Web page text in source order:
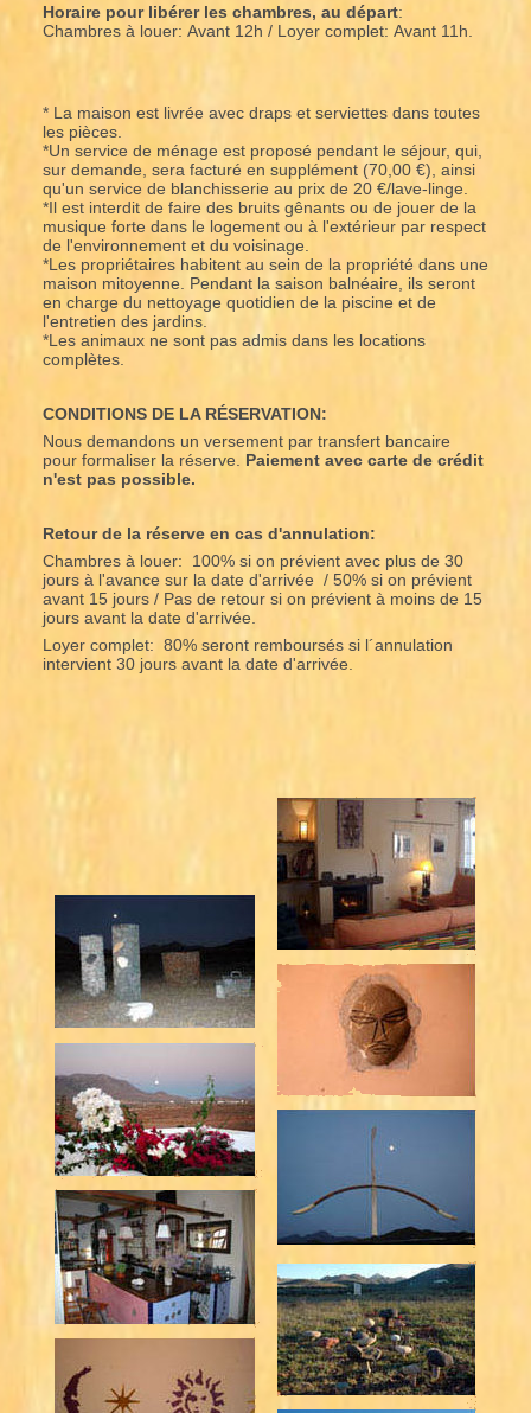
Horaire pour libérer les chambres, au départ:
Chambres à louer: Avant 12h / Loyer complet: Avant 11h.
* La maison est livrée avec draps et serviettes dans toutes
les pièces.
*Un service de ménage est proposé pendant le séjour, qui,
sur demande, sera facturé en supplément (70,00 €), ainsi
qu'un service de blanchisserie au prix de 20 €/lave-linge.
*Il est interdit de faire des bruits gênants ou de jouer de la
musique forte dans le logement ou à l'extérieur par respect
de l'environnement et du voisinage.
*Les propriétaires habitent au sein de la propriété dans une
maison mitoyenne. Pendant la saison balnéaire, ils seront
en charge du nettoyage quotidien de la piscine et de
l'entretien des jardins.
*Les animaux ne sont pas admis dans les locations
complètes.
CONDITIONS DE LA RÉSERVATION:
Nous demandons un versement par transfert bancaire
pour formaliser la réserve. Paiement avec carte de crédit
n'est pas possible.
Retour de la réserve en cas d'annulation:
Chambres à louer: 100% si on prévient avec plus de 30
jours à l'avance sur la date d'arrivée / 50% si on prévient
avant 15 jours / Pas de retour si on prévient à moins de 15
jours avant la date d'arrivée.
Loyer complet: 80% seront remboursés si l´annulation
intervient 30 jours avant la date d'arrivée.